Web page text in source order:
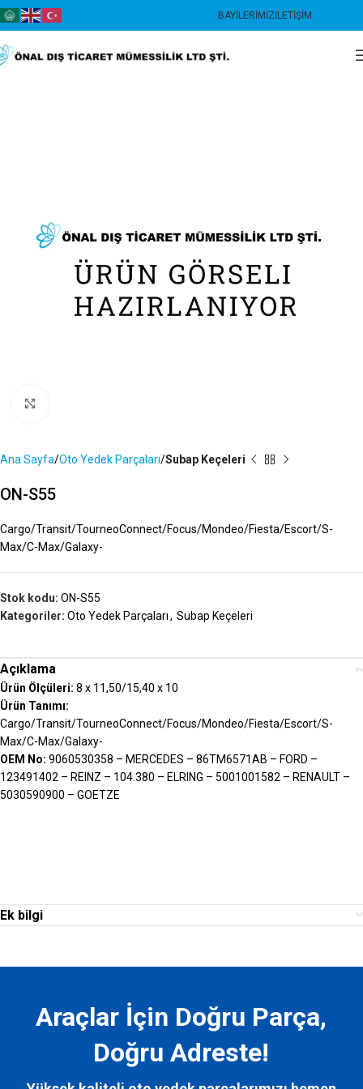
BAYILERIMIZİLETIŞIM
Ana Sayfa Oto Yedek Parçaları Subap Keçeleri
ON-S55
Cargo/Transit/TourneoConnect/Focus/Mondeo/Fiesta/Escort/S-
Max/C-Max/Galaxy-
Stok kodu: ON-S55
Kategoriler: Oto Yedek Parçaları, Subap Keçeleri
Açıklama
Ürün Ölçüleri: 8 x 11,50/15,40 x 10
Ürün Tanımı:
Cargo/Transit/TourneoConnect/Focus/Mondeo/Fiesta/Escort/S-
Max/C-Max/Galaxy-
OEM No: 9060530358 – MERCEDES – 86TM6571AB – FORD –
123491402 – REINZ – 104.380 – ELRING – 5001001582 – RENAULT –
5030590900 – GOETZE
Ek bilgi
Araçlar İçin Doğru Parça,
Doğru Adreste!